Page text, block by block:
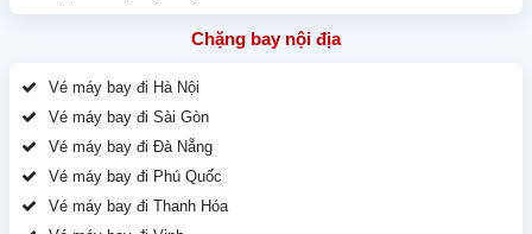
Chặng bay nội địa
Vé máy bay đi Hà Nội
Vé máy bay đi Sài Gòn
Vé máy bay đi Đà Nẵng
Vé máy bay đi Phú Quốc
Vé máy bay đi Thanh Hóa